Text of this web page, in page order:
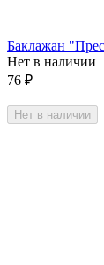
Баклажан
Нет в наличии
76 ₽
Нет в наличии